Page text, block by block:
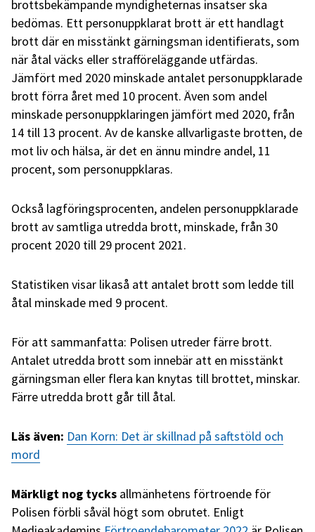
brottsbekämpande myndigheternas insatser ska
bedömas. Ett personuppklarat brott är ett handlagt
brott där en misstänkt gärningsman identifierats, som
när åtal väcks eller strafföreläggande utfärdas.
Jämfört med 2020 minskade antalet personuppklarade
brott förra året med 10 procent. Även som andel
minskade personuppklaringen jämfört med 2020, från
14 till 13 procent. Av de kanske allvarligaste brotten, de
mot liv och hälsa, är det en ännu mindre andel, 11
procent, som personuppklaras.
Också lagföringsprocenten, andelen personuppklarade
brott av samtliga utredda brott, minskade, från 30
procent 2020 till 29 procent 2021.
Statistiken visar likaså att antalet brott som ledde till
åtal minskade med 9 procent.
För att sammanfatta: Polisen utreder färre brott.
Antalet utredda brott som innebär att en misstänkt
gärningsman eller flera kan knytas till brottet, minskar.
Färre utredda brott går till åtal.
Läs även: Dan Korn: Det är skillnad på saftstöld och
mord
Märkligt nog tycks allmänhetens förtroende för
Polisen förbli såväl högt som obrutet. Enligt